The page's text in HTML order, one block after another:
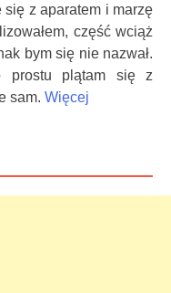
się z aparatem i marzę
część wciąż
bym się nie nazwał.
prostu plątam się z
sam. Więcej